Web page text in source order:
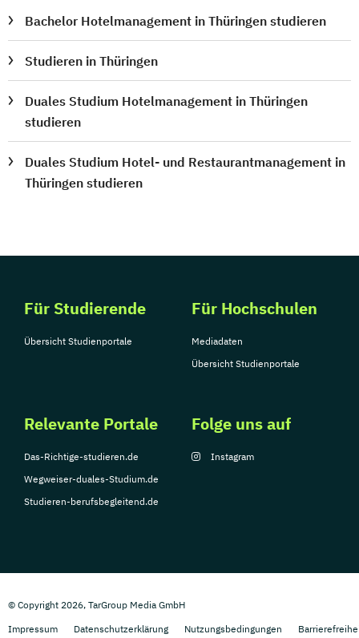
Bachelor Hotelmanagement in Thüringen studieren
Studieren in Thüringen
Duales Studium Hotelmanagement in Thüringen
studieren
Duales Studium Hotel- und Restaurantmanagement in
Thüringen studieren
Für Studierende
Übersicht Studienportale
Für Hochschulen
Mediadaten
Übersicht Studienportale
Relevante Portale
Das-Richtige-studieren.de
Wegweiser-duales-Studium.de
Studieren-berufsbegleitend.de
Folge uns auf
Instagram
© Copyright 2026, TarGroup Media GmbH
Impressum
Datenschutzerklärung Nutzungsbedingungen